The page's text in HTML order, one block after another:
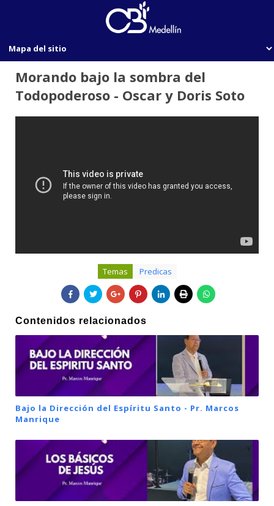
Morando bajo la sombra del
Todopoderoso - Oscar y Doris Soto
Temas Predicas
Contenidos relacionados
Bajo la Dirección del Espíritu Santo - Pr. Marcos
Manrique